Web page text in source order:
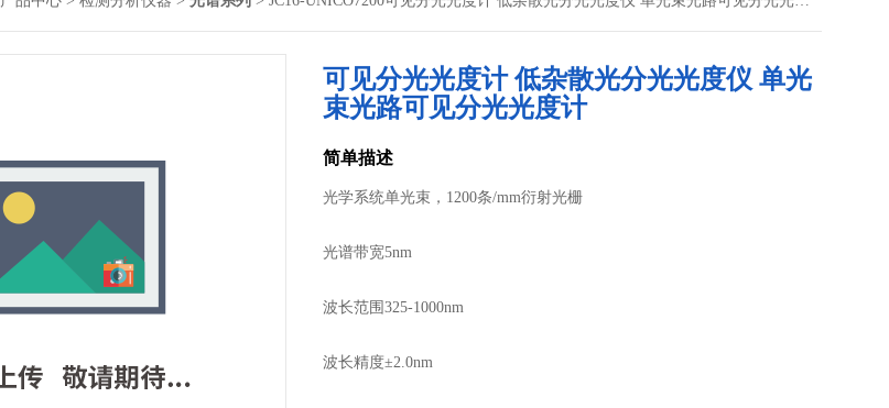
可见分光光度计 低杂散光分光光度仪 单光
束光路可见分光光度计
简单描述
光学系统单光束，1200条/mm衍射光栅
光谱带宽5nm
波长范围325-1000nm
波长精度±2.0nm